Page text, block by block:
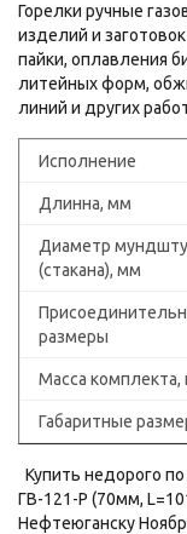
Горелки ручные
изделий и
пайки, оплавления
литейных форм,
линий и других
Исполнение
Длинна, мм
Диаметр
(стакана), мм
размеры
Масса комплекта,
Габаритные
Купить недорого
ГВ-121-Р (70мм,
Нефтеюганску